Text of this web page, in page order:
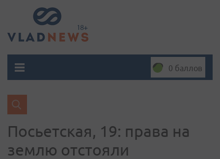
0 баллов
Посьетская, 19: права на
землю отстояли